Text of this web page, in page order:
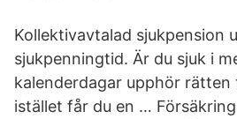
Kollektivavtalad sjukpension
sjukpenningtid. Är du sjuk i
kalenderdagar upphör rätten
istället får du en …